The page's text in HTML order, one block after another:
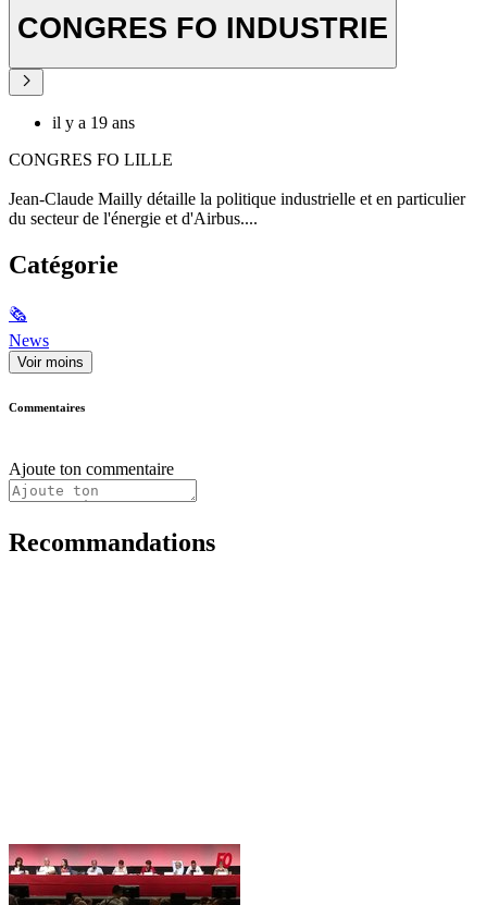
CONGRES FO INDUSTRIE
il y a 19 ans
CONGRES FO LILLE
Jean-Claude Mailly détaille la politique industrielle et en particulier
du secteur de l'énergie et d'Airbus....
Catégorie
🗞
News
Voir moins
Commentaires
Ajoute ton commentaire
Recommandations